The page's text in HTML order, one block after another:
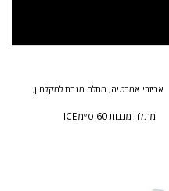
אביזרי אמבטיה, מתלה מגבת למקלחון,
מתלה מגבות 60 ס״מ ICE